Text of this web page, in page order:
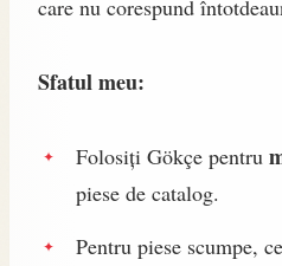
care nu corespund
Sfatul meu:
Folosiți Gökçe pentru
piese de catalog.
Pentru piese scumpe,